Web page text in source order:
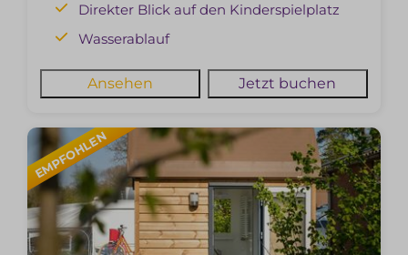
Direkter Blick auf den Kinderspielplatz
Wasserablauf
Ansehen Jetzt buchen
EMPFOHLEN